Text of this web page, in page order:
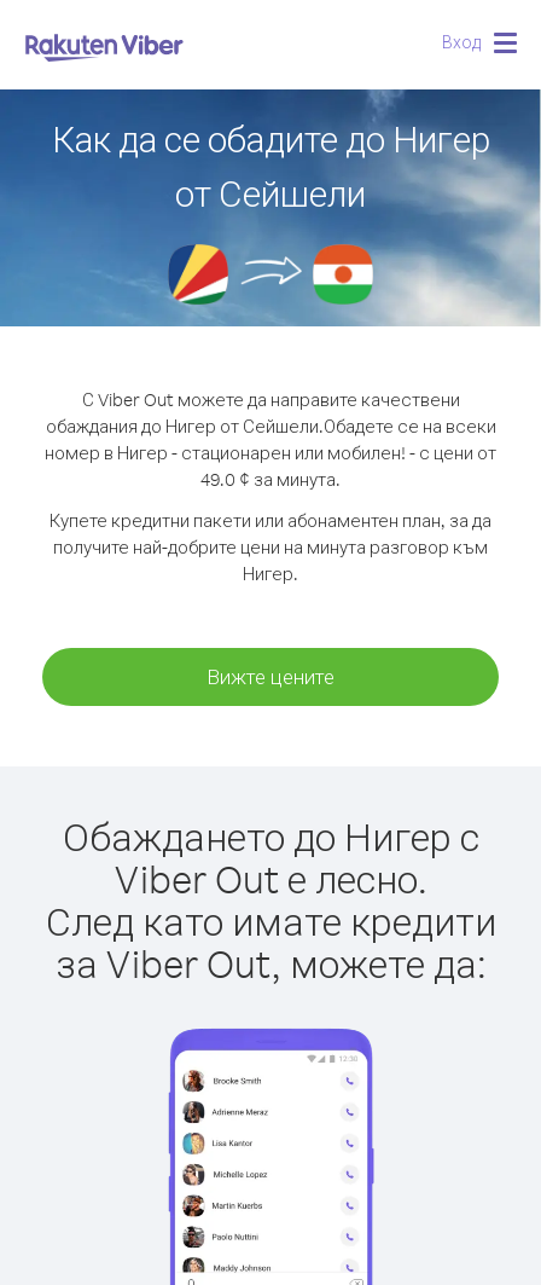
Вход
Как да се обадите до Нигер
от Сейшели
С Viber Out можете да направите качествени
обаждания до Нигер от Сейшели.Обадете се на всеки
номер в Нигер - стационарен или мобилен! - с цени от
49.0 ¢ за минута.
Купете кредитни пакети или абонаментен план, за да
получите най-добрите цени на минута разговор към
Нигер.
Вижте цените
Обаждането до Нигер с
Viber Out е лесно.
След като имате кредити
за Viber Out, можете да: